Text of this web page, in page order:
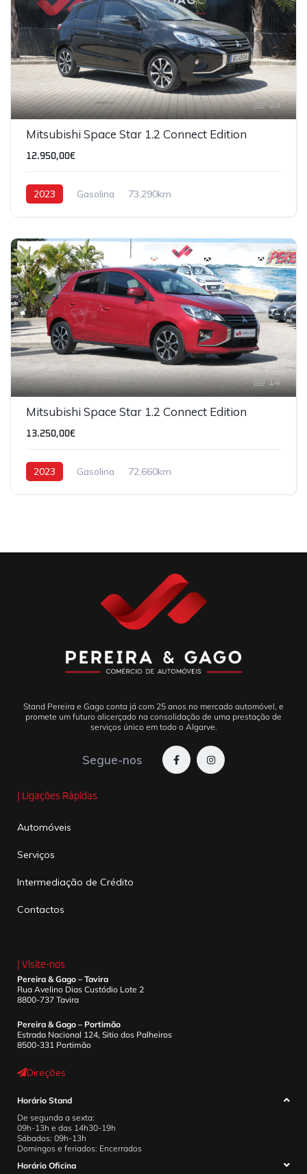
13
Mitsubishi Space Star 1.2 Connect Edition
12.950,00€
2023 Gasolina 73,290km
14
Mitsubishi Space Star 1.2 Connect Edition
13.250,00€
2023 Gasolina 72,660km
Stand Pereira e Gago conta já com 25 anos no mercado automóvel, e
promete um futuro alicerçado na consolidação de uma prestação de
serviços único em todo o Algarve.
Segue-nos
| Ligações Rápidas
Automóveis
Serviços
Intermediação de Crédito
Contactos
| Visite-nos
Pereira & Gago – Tavira
Rua Avelino Dias Custódio Lote 2
8800-737 Tavira
Pereira & Gago – Portimão
Estrada Nacional 124, Sitio dos Palheiros
8500-331 Portimão
Direções
Horário Stand
De segunda a sexta:
09h-13h e das 14h30-19h
Sábados: 09h-13h
Domingos e feriados: Encerrados
Horário Oficina